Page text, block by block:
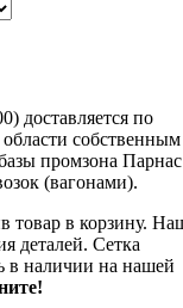
доставляется по
собственным
промзона Парнас
(вагонами).
товар в корзину.
деталей. Сетка
в наличии на нашей